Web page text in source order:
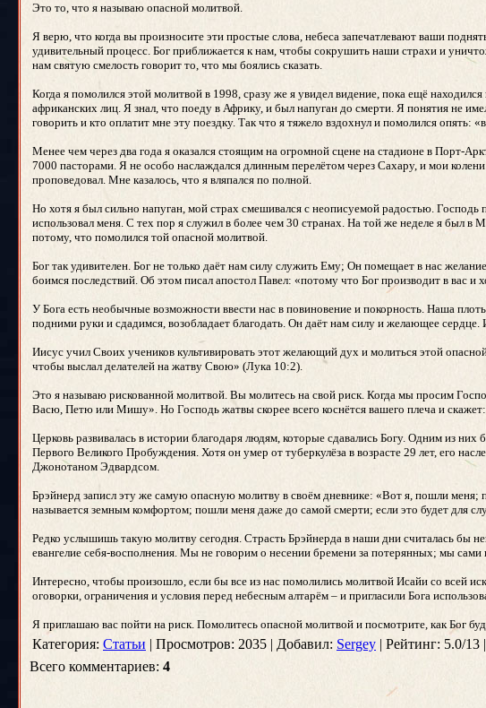
Это то, что я называю опасной молитвой.
Я верю, что когда вы произносите эти простые слова, небеса запечатлевают ваши
удивительный процесс. Бог приближается к нам, чтобы сокрушить наши страхи и
нам святую смелость говорит то, что мы боялись сказать.
Когда я помолился этой молитвой в 1998, сразу же я увидел видение, пока ещё
африканских лиц. Я знал, что поеду в Африку, и был напуган до смерти. Я понятия не
говорить и кто оплатит мне эту поездку. Так что я тяжело вздохнул и помолился опять:
Менее чем через два года я оказался стоящим на огромной сцене на стадионе в Порт-
7000 пасторами. Я не особо наслаждался длинным перелётом через Сахару, и мои колени
проповедовал. Мне казалось, что я вляпался по полной.
Но хотя я был сильно напуган, мой страх смешивался с неописуемой радостью. Господь
использовал меня. С тех пор я служил в более чем 30 странах. На той же неделе я был в
потому, что помолился той опасной молитвой.
Бог так удивителен. Бог не только даёт нам силу служить Ему; Он помещает в нас
боимся последствий. Об этом писал апостол Павел: «потому что Бог производит в вас
У Бога есть необычные возможности ввести нас в повиновение и покорность. Наша
подними руки и сдадимся, возобладает благодать. Он даёт нам силу и желающее сердце.
Иисус учил Своих учеников культивировать этот желающий дух и молиться этой
чтобы выслал делателей на жатву Свою» (Лука 10:2).
Это я называю рискованной молитвой. Вы молитесь на свой риск. Когда мы просим
Васю, Петю или Мишу». Но Господь жатвы скорее всего коснётся вашего плеча и скажет:
Церковь развивалась в истории благодаря людям, которые сдавались Богу. Одним из них
Первого Великого Пробуждения. Хотя он умер от туберкулёза в возрасте 29 лет, его
Джонотаном Эдвардсом.
Брэйнерд записл эту же самую опасную молитву в своём дневнике: «Вот я, пошли
называется земным комфортом; пошли меня даже до самой смерти; если это будет для
Редко услышишь такую молитву сегодня. Страсть Брэйнерда в наши дни считалась бы
евангелие себя-восполнения. Мы не говорим о несении бремени за потерянных; мы
Интересно, чтобы произошло, если бы все из нас помолились молитвой Исайи со всей
оговорки, ограничения и условия перед небесным алтарём – и пригласили Бога
Я приглашаю вас пойти на риск. Помолитесь опасной молитвой и посмотрите, как Бог
Категория: Статьи | Просмотров: 2035 | Добавил: Sergey | Рейтинг: 5.0/13 |
Всего комментариев: 4